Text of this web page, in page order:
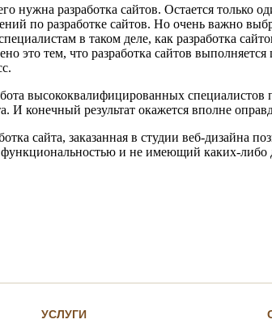
нужна разработка сайтов. Остается только
по разработке сайтов. Но очень важно
в таком деле, как разработка
это тем, что разработка сайтов
высококвалифицированных специалистов
И конечный результат окажется вполне
сайта, заказанная в студии веб-дизайна
и не имеющий каких-либо
УСЛУГИ